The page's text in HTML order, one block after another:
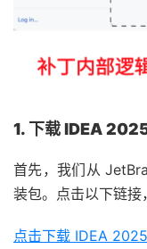
1. 下载 IDEA
首先，我们从
装包。点击以下链接
点击下载 IDEA 2025